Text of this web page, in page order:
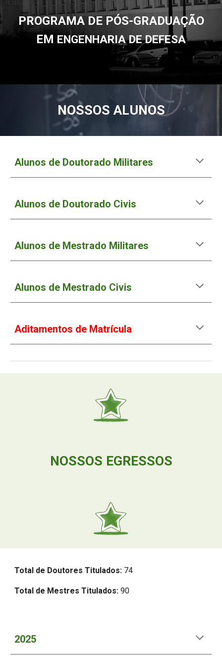
PROGRAMA DE PÓS-GRADUAÇÃO
EM ENGENHARIA DE DEFESA
NOSSOS ALUNOS
Alunos de Doutorado Militares
Alunos de Doutorado Civis
Alunos de Mestrado Militares
Alunos de Mestrado Civis
Aditamentos de Matrícula
NOSSOS EGRESSOS
Total de Doutores Titulados: 74
Total de Mestres Titulados:90
2025